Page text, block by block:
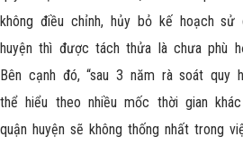
không điều chỉnh, hủy bỏ kế hoạch
huyện thì được tách thửa là chưa phù
Bên cạnh đó, “sau 3 năm rà soát quy
thể hiểu theo nhiều mốc thời gian
quận huyện sẽ không thống nhất trong